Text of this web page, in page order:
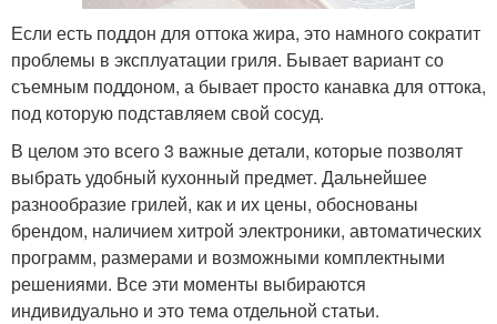
Если есть поддон для оттока жира, это намного сократит
проблемы в эксплуатации гриля. Бывает вариант со
съемным поддоном, а бывает просто канавка для оттока,
под которую подставляем свой сосуд.
В целом это всего 3 важные детали, которые позволят
выбрать удобный кухонный предмет. Дальнейшее
разнообразие грилей, как и их цены, обоснованы
брендом, наличием хитрой электроники, автоматических
программ, размерами и возможными комплектными
решениями. Все эти моменты выбираются
индивидуально и это тема отдельной статьи.